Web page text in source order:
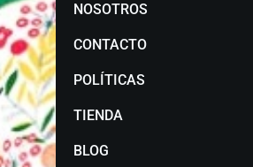
NOSOTROS
CONTACTO
POLÍTICAS
TIENDA
BLOG